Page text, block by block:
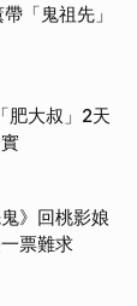
「鬼祖先」
肥大叔」2天
》回桃影娘
票難求